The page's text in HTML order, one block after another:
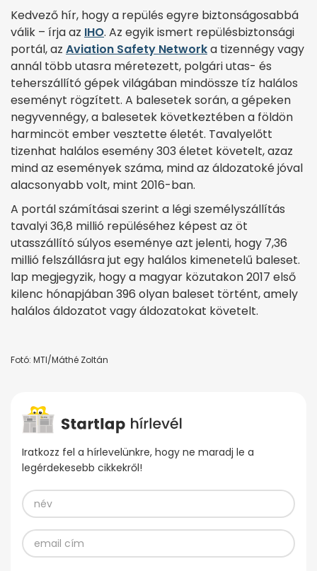
Kedvező hír, hogy a repülés egyre biztonságosabbá
válik – írja az IHO. Az egyik ismert repülésbiztonsági
portál, az Aviation Safety Networka tizennégy vagy
annál több utasra méretezett, polgári utas- és
teherszállító gépek világában mindössze tíz halálos
eseményt rögzített. A balesetek során, a gépeken
negyvennégy, a balesetek következtében a földön
harmincöt ember vesztette életét. Tavalyelőtt
tizenhat halálos esemény 303 életet követelt, azaz
mind az események száma, mind az áldozatoké jóval
alacsonyabb volt, mint 2016-ban.
A portál számításai szerint a légi személyszállítás
tavalyi 36,8 millió repüléséhez képest az öt
utasszállító súlyos eseménye azt jelenti, hogy 7,36
millió felszállásra jut egy halálos kimenetelű baleset.
lap megjegyzik, hogy a magyar közutakon 2017 első
kilenc hónapjában 396 olyan baleset történt, amely
halálos áldozatot vagy áldozatokat követelt.
Fotó: MTI/Máthé Zoltán
Iratkozz fel a hírlevelünkre, hogy ne maradj le a
legérdekesebb cikkekről!